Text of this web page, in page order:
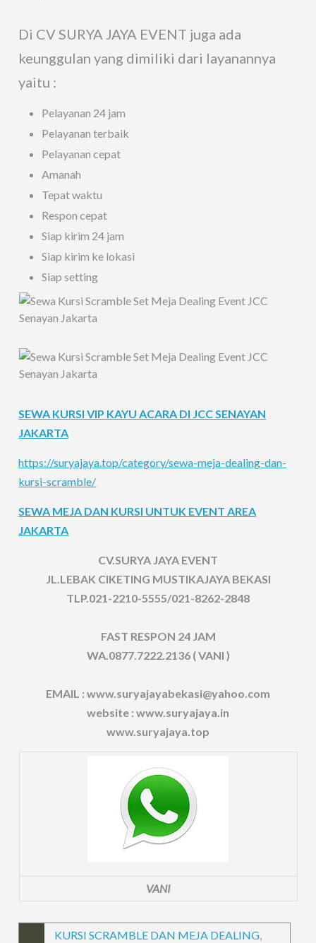
Di CV SURYA JAYA EVENT juga ada
keunggulan yang dimiliki dari layanannya
yaitu :
Pelayanan 24 jam
Pelayanan terbaik
Pelayanan cepat
Amanah
Tepat waktu
Respon cepat
Siap kirim 24 jam
Siap kirim ke lokasi
Siap setting
SEWA KURSI VIP KAYU ACARA DI JCC SENAYAN
JAKARTA
https://suryajaya.top/category/sewa-meja-dealing-dan-
kursi-scramble/
SEWA MEJA DAN KURSI UNTUK EVENT AREA
JAKARTA
CV.SURYA JAYA EVENT
JL.LEBAK CIKETING MUSTIKAJAYA BEKASI
TLP.021-2210-5555/021-8262-2848
FAST RESPON 24 JAM
WA.0877.7222.2136 ( VANI )
EMAIL : www.suryajayabekasi@yahoo.com
website : www.suryajaya.in
www.suryajaya.top
VANI
KURSI SCRAMBLE DAN MEJA DEALING,